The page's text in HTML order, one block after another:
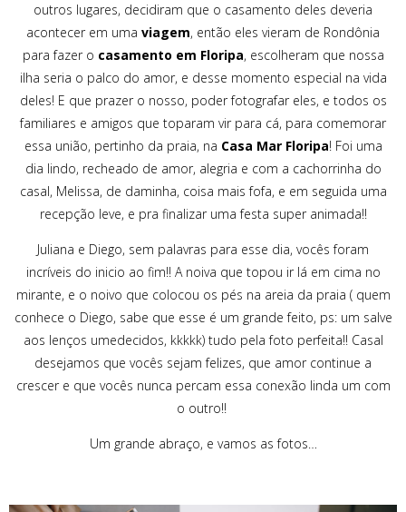
outros lugares, decidiram que o casamento deles deveria
acontecer em uma viagem, então eles vieram de Rondônia
para fazer o casamento em Floripa, escolheram que nossa
ilha seria o palco do amor, e desse momento especial na vida
deles! E que prazer o nosso, poder fotografar eles, e todos os
familiares e amigos que toparam vir para cá, para comemorar
essa união, pertinho da praia, na Casa Mar Floripa! Foi uma
dia lindo, recheado de amor, alegria e com a cachorrinha do
casal, Melissa, de daminha, coisa mais fofa, e em seguida uma
recepção leve, e pra finalizar uma festa super animada!!
Juliana e Diego, sem palavras para esse dia, vocês foram
incríveis do inicio ao fim!! A noiva que topou ir lá em cima no
mirante, e o noivo que colocou os pés na areia da praia ( quem
conhece o Diego, sabe que esse é um grande feito, ps: um salve
aos lenços umedecidos, kkkkk) tudo pela foto perfeita!! Casal
desejamos que vocês sejam felizes, que amor continue a
crescer e que vocês nunca percam essa conexão linda um com
o outro!!
Um grande abraço, e vamos as fotos…